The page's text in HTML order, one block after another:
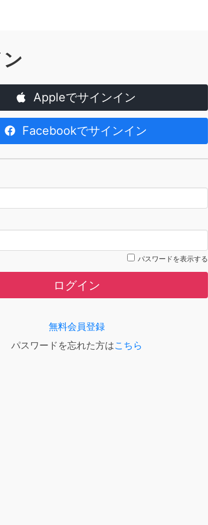
Appleでサインイン
Facebookでサインイン
パスワードを表示する
ログイン
無料会員登録
パスワードを忘れた方はこちら